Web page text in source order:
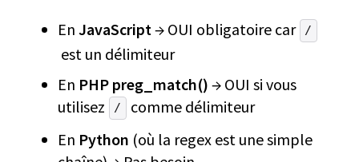
En JavaScript→ OUI obligatoire car /
est un délimiteur
En PHP preg_match() → OUI si vous
utilisez
/
comme délimiteur
En Python (où la regex est une simple